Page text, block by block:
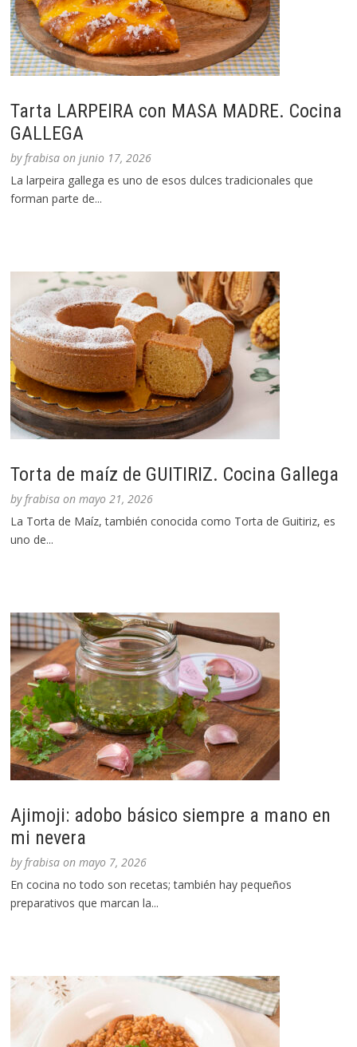
Tarta LARPEIRA con MASA MADRE. Cocina
GALLEGA
byfrabisa onjunio 17, 2026
La larpeira gallega es uno de esos dulces tradicionales que
forman parte de...
Torta de maíz de GUITIRIZ. Cocina Gallega
byfrabisa onmayo 21, 2026
La Torta de Maíz, también conocida como Torta de Guitiriz, es
uno de...
Ajimoji: adobo básico siempre a mano en
mi nevera
byfrabisa onmayo 7, 2026
En cocina no todo son recetas; también hay pequeños
preparativos que marcan la...